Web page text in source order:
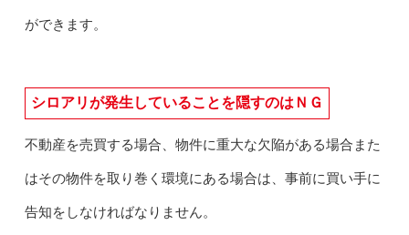
ができます。
シロアリが発生していることを隠すのはＮＧ
不動産を売買する場合、物件に重大な欠陥がある場合また
はその物件を取り巻く環境にある場合は、事前に買い手に
告知をしなければなりません。